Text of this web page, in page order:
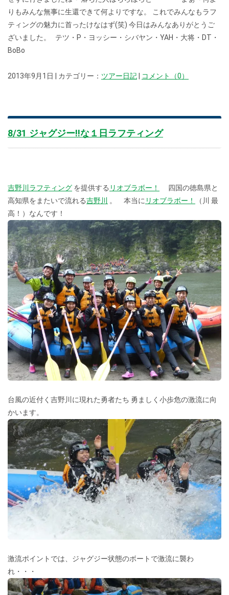
りもみんな無事に生還できて何よりですな。 これでみんなもラフ
ティングの魅力に首ったけなはず(笑) 今日はみんなありがとうご
ざいました。 テツ・P・ヨッシー・シバヤン・YAH・大将・DT・
BoBo
2013年9月1日 | カテゴリー： ツアー日記 コメント（0）
8/31 ジャグジー!!な１日ラフティング
吉野川ラフティング を提供する リオブラボー！
四国の徳島県と
高知県をまたいで流れる吉野川 。 本当に リオブラボー！
（川 最
高！）なんです！
台風の近付く吉野川に現れた勇者たち 勇ましく小歩危の激流に向
かいます。
激流ポイントでは、ジャグジー状態のボートで激流に襲わ
れ・・・